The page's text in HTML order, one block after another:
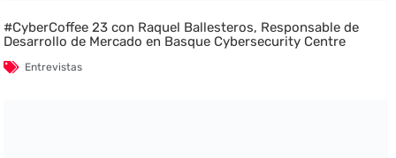
#CyberCoffee 23 con Raquel Ballesteros, Responsable de
Desarrollo de Mercado en Basque Cybersecurity Centre
Entrevistas